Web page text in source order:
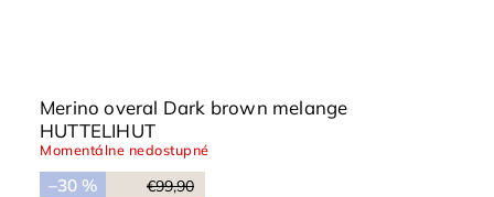
Merino overal Dark brown melange
HUTTELIHUT
Momentálne nedostupné
€99,90
–30 %